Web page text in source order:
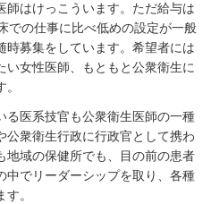
師はけっこういます。ただ給与は
での仕事に比べ低めの設定が一般
時募集をしています。希望者には
い女性医師、もともと公衆衛生に
医系技官も公衆衛生医師の一種
公衆衛生行政に行政官として携わ
地域の保健所でも、目の前の患者
中でリーダーシップを取り、各種
。